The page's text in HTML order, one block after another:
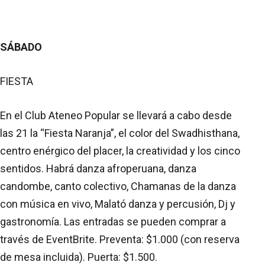
SÁBADO
FIESTA
En el Club Ateneo Popular se llevará a cabo desde
las 21 la “Fiesta Naranja”, el color del Swadhisthana,
centro enérgico del placer, la creatividad y los cinco
sentidos. Habrá danza afroperuana, danza
candombe, canto colectivo, Chamanas de la danza
con música en vivo, Malató danza y percusión, Dj y
gastronomía. Las entradas se pueden comprar a
través de EventBrite. Preventa: $1.000 (con reserva
de mesa incluida). Puerta: $1.500.